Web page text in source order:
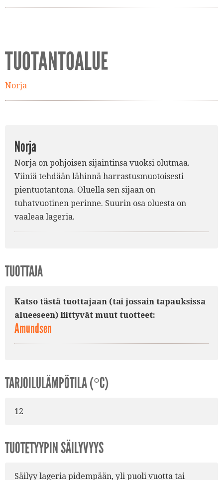
TUOTANTOALUE
Norja
Norja
Norja on pohjoisen sijaintinsa vuoksi olutmaa.
Viiniä tehdään lähinnä harrastusmuotoisesti
pientuotantona. Oluella sen sijaan on
tuhatvuotinen perinne. Suurin osa oluesta on
vaaleaa lageria.
TUOTTAJA
Katso tästä tuottajaan (tai jossain tapauksissa
alueeseen) liittyvät muut tuotteet:
Amundsen
TARJOILULÄMPÖTILA (°C)
12
TUOTETYYPIN SÄILYVYYS
Säilyy lageria pidempään, yli puoli vuotta tai